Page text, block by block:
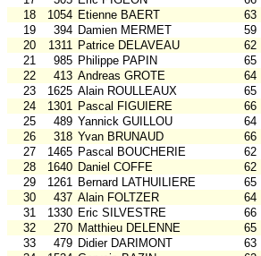
18
1054 Etienne BAERT 63
19
394 Damien MERMET 59
20
1311 Patrice DELAVEAU 62
21
985 Philippe PAPIN 65
22
413 Andreas GROTE 64
23
1625 Alain ROULLEAUX 65
24
1301 Pascal FIGUIERE 66
25
489 Yannick GUILLOU 64
26
318 Yvan BRUNAUD 66
27
1465 Pascal BOUCHERIE 62
28
1640 Daniel COFFE 62
29
1261 Bernard LATHUILIERE 65
30
437 Alain FOLTZER 64
31
1330 Eric SILVESTRE 66
32
270 Matthieu DELENNE 65
33
479 Didier DARIMONT 63